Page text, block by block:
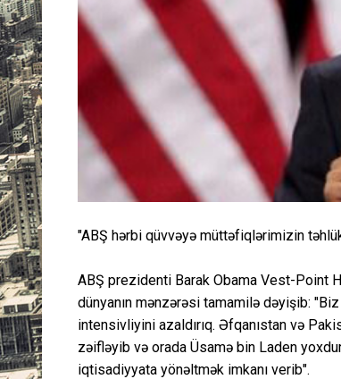
"ABŞ hərbi qüvvəyə müttəfiqlərimizin
ABŞ prezidenti Barak Obama Vest-Point
dünyanın mənzərəsi tamamilə dəyişib: "Biz
intensivliyini azaldırıq. Əfqanıstan və
zəifləyib və orada Üsamə bin Laden
iqtisadiyyata yönəltmək imkanı verib".